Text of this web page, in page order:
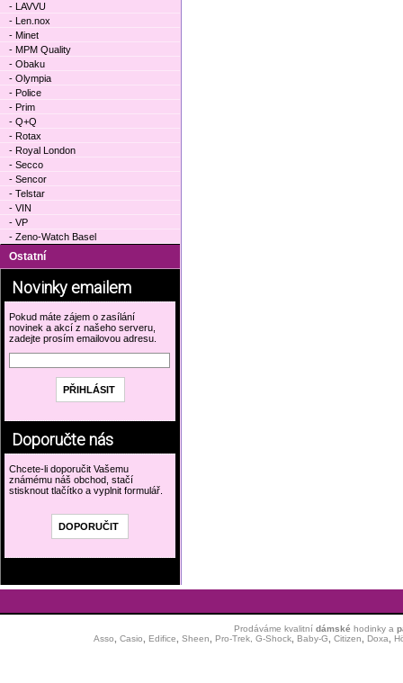
- LAVVU
- Len.nox
- Minet
- MPM Quality
- Obaku
- Olympia
- Police
- Prim
- Q+Q
- Rotax
- Royal London
- Secco
- Sencor
- Telstar
- VIN
- VP
- Zeno-Watch Basel
Ostatní
Novinky emailem
Pokud máte zájem o zasílání
novinek a akcí z našeho serveru,
zadejte prosím emailovou adresu.
Doporučte nás
Chcete-li doporučit Vašemu
známému náš obchod, stačí
stisknout tlačítko a vyplnit formulář.
Prodáváme kvalitní dámské hodinkya
Asso
Casio Edifice Sheen Pro-Trek, G-Shock, Baby-G Citizen Doxa